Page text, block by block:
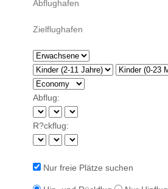
Abflug:
R?ckflug:
Nur freie Plätze suchen